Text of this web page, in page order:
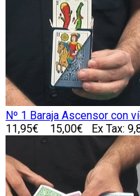
Nº 1 Baraja Ascensor con
11,95€
15,00€ Ex Tax: